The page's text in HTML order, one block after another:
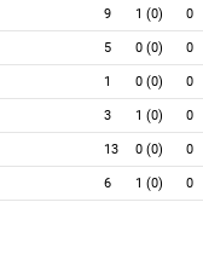
9 1 (0) 0
5 0 (0) 0
1 0 (0) 0
3 1 (0) 0
13 0 (0) 0
6 1 (0) 0